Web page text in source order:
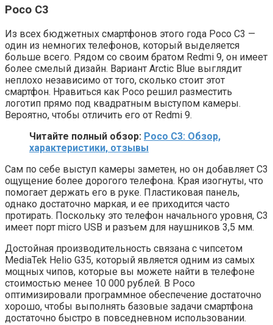
Poco C3
Из всех бюджетных смартфонов этого года Poco C3 —
один из немногих телефонов, который выделяется
больше всего. Рядом со своим братом Redmi 9, он имеет
более смелый дизайн. Вариант Arctic Blue выглядит
неплохо независимо от того, сколько стоит этот
смартфон. Нравиться как Poco решил разместить
логотип прямо под квадратным выступом камеры.
Вероятно, чтобы отличить его от Redmi 9.
Читайте полный обзор: Poco C3: Обзор,
характеристики, отзывы
Сам по себе выступ камеры заметен, но он добавляет C3
ощущение более дорогого телефона. Края изогнуты, что
помогает держать его в руке. Пластиковая панель,
однако достаточно маркая, и ее приходится часто
протирать. Поскольку это телефон начального уровня, C3
имеет порт micro USB и разъем для наушников 3,5 мм.
Достойная производительность связана с чипсетом
MediaTek Helio G35, который является одним из самых
мощных чипов, которые вы можете найти в телефоне
стоимостью менее 10 000 рублей. В Poco
оптимизировали программное обеспечение достаточно
хорошо, чтобы выполнять базовые задачи смартфона
достаточно быстро в повседневном использовании.